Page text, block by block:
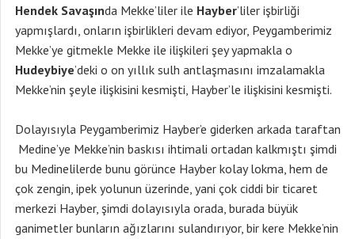
Hendek Savaşında Mekke’liler ile Hayber’liler işbirliği
yapmışlardı, onların işbirlikleri devam ediyor, Peygamberimiz
Mekke’ye gitmekle Mekke ile ilişkileri şey yapmakla o
Hudeybiye’deki o on yıllık sulh antlaşmasını imzalamakla
Mekke’nin şeyle ilişkisini kesmişti, Hayber’le ilişkisini kesmişti.
Dolayısıyla Peygamberimiz Hayber’e giderken arkada taraftan
Medine’ye Mekke’nin baskısı ihtimali ortadan kalkmıştı şimdi
bu Medinelilerde bunu görünce Hayber kolay lokma, hem de
çok zengin, ipek yolunun üzerinde, yani çok ciddi bir ticaret
merkezi Hayber, şimdi dolayısıyla orada, burada büyük
ganimetler bunların ağızlarını sulandırıyor, bir kere Mekke’nin